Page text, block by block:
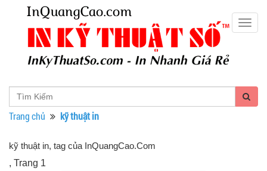
Trang chủ kỹ thuật in
kỹ thuật in, tag của InQuangCao.Com
, Trang 1